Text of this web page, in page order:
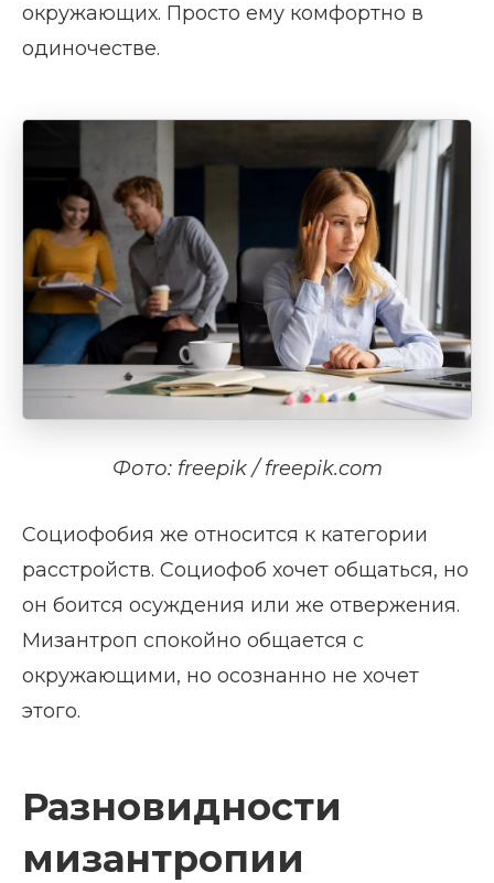
окружающих. Просто ему комфортно в
одиночестве.
Фото: freepik / freepik.com
Социофобия же относится к категории
расстройств. Социофоб хочет общаться, но
он боится осуждения или же отвержения.
Мизантроп спокойно общается с
окружающими, но осознанно не хочет
этого.
Разновидности
мизантропии